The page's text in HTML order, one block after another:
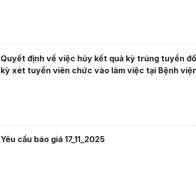
Quyết định về việc hủy kết quả kỳ trúng tuyển
kỳ xét tuyển viên chức vào làm việc tại Bệnh
Yêu cầu báo giá 17_11_2025